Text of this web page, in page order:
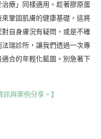
療」同樣適用。趁著膠原蛋
鞏固肌膚的健康基礎，這將
自身膚況有疑問，或是不確
瑞診所，讓我們透過一次專
合的年輕化藍圖。別急著下
訊與案例分享。】